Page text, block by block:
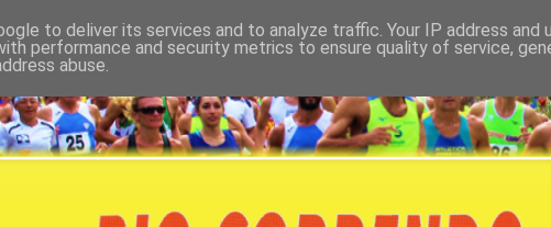
to deliver its services and to analyze traffic. Your IP address and
performance and security metrics to ensure quality of service,
abuse.